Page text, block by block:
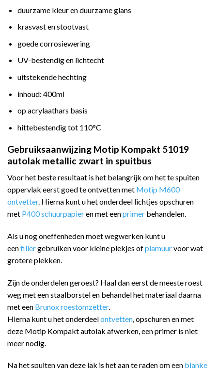
duurzame kleur en duurzame glans
krasvast en stootvast
goede corrosiewering
UV-bestendig en lichtecht
uitstekende hechting
inhoud: 400ml
op acrylaathars basis
hittebestendig tot 110°C
Gebruiksaanwijzing Motip Kompakt 51019
autolak metallic zwart in spuitbus
Voor het beste resultaat is het belangrijk om het te spuiten
oppervlak eerst goed te ontvetten met Motip M600
ontvetter. Hierna kunt u het onderdeel lichtjes opschuren
met P400 schuurpapieren met eenprimer behandelen.
Als u nog oneffenheden moet wegwerken kunt u
eenfillergebruiken voor kleine plekjes ofplamuurvoor wat
grotere plekken.
Zijn de onderdelen geroest? Haal dan eerst de meeste roest
weg met een staalborstel en behandel het materiaal daarna
met een Brunox roestomzetter.
Hierna kunt u het onderdeelontvetten , opschuren en met
deze Motip Kompakt autolak afwerken, een primer is niet
meer nodig.
Na het spuiten van deze lak is het aan te raden om een blanke